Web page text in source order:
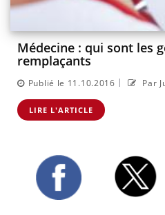
Médecine : qui sont les
remplaçants
Publié le 11.10.2016 | Par
LIRE L'ARTICLE